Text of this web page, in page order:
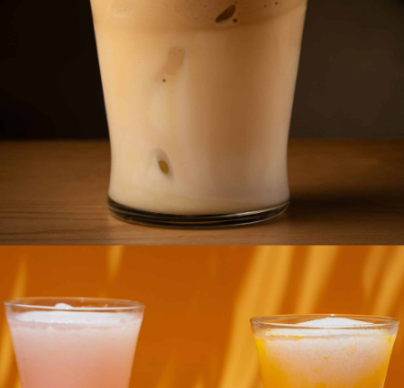
Dalgona, chai latte, iced latte, café frappe, frapuccino caramelo,
frapuccino nutela, frapuccino lotus, afogato, ruso, blanco y negro,